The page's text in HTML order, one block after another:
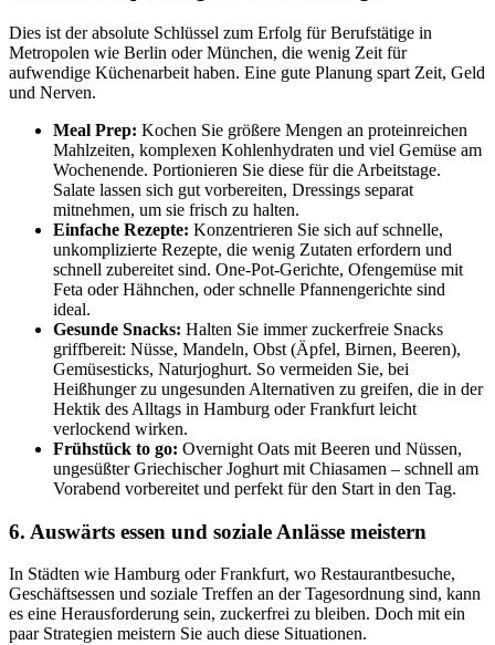
Dies ist der absolute Schlüssel zum Erfolg für Berufstätige in
Metropolen wie Berlin oder München, die wenig Zeit für
aufwendige Küchenarbeit haben. Eine gute Planung spart Zeit, Geld
und Nerven.
Meal Prep: Kochen Sie größere Mengen an proteinreichen
Mahlzeiten, komplexen Kohlenhydraten und viel Gemüse am
Wochenende. Portionieren Sie diese für die Arbeitstage.
Salate lassen sich gut vorbereiten, Dressings separat
mitnehmen, um sie frisch zu halten.
Einfache Rezepte: Konzentrieren Sie sich auf schnelle,
unkomplizierte Rezepte, die wenig Zutaten erfordern und
schnell zubereitet sind. One-Pot-Gerichte, Ofengemüse mit
Feta oder Hähnchen, oder schnelle Pfannengerichte sind
ideal.
Gesunde Snacks: Halten Sie immer zuckerfreie Snacks
griffbereit: Nüsse, Mandeln, Obst (Äpfel, Birnen, Beeren),
Gemüsesticks, Naturjoghurt. So vermeiden Sie, bei
Heißhunger zu ungesunden Alternativen zu greifen, die in der
Hektik des Alltags in Hamburg oder Frankfurt leicht
verlockend wirken.
Frühstück to go: Overnight Oats mit Beeren und Nüssen,
ungesüßter Griechischer Joghurt mit Chiasamen – schnell am
Vorabend vorbereitet und perfekt für den Start in den Tag.
6. Auswärts essen und soziale Anlässe meistern
In Städten wie Hamburg oder Frankfurt, wo Restaurantbesuche,
Geschäftsessen und soziale Treffen an der Tagesordnung sind, kann
es eine Herausforderung sein, zuckerfrei zu bleiben. Doch mit ein
paar Strategien meistern Sie auch diese Situationen.